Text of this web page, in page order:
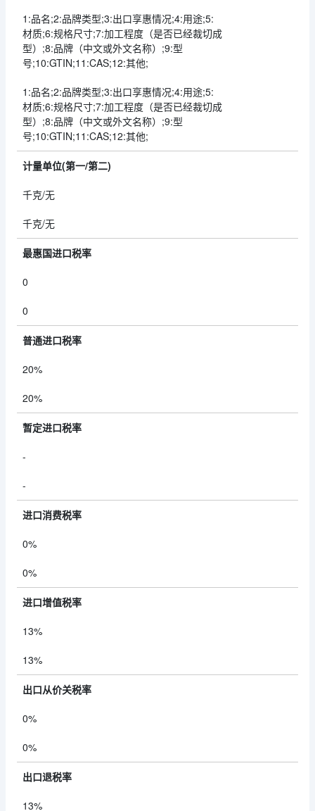
1:品名;2:品牌类型;3:出口享惠情况;4:用途;5:
材质;6:规格尺寸;7:加工程度（是否已经裁切成
型）;8:品牌（中文或外文名称）;9:型
号;10:GTIN;11:CAS;12:其他;
1:品名;2:品牌类型;3:出口享惠情况;4:用途;5:
材质;6:规格尺寸;7:加工程度（是否已经裁切成
型）;8:品牌（中文或外文名称）;9:型
号;10:GTIN;11:CAS;12:其他;
计量单位(第一/第二)
千克/无
千克/无
最惠国进口税率
0
0
普通进口税率
20%
20%
暂定进口税率
-
-
进口消费税率
0%
0%
进口增值税率
13%
13%
出口从价关税率
0%
0%
出口退税率
13%